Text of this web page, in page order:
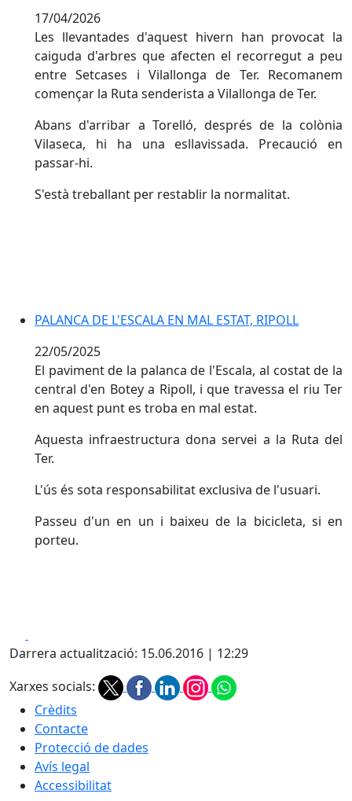
17/04/2026
Les llevantades d'aquest hivern han provocat la
caiguda d'arbres que afecten el recorregut a peu
entre Setcases i Vilallonga de Ter. Recomanem
començar la Ruta senderista a Vilallonga de Ter.
Abans d'arribar a Torelló, després de la colònia
Vilaseca, hi ha una esllavissada. Precaució en
passar-hi.
S'està treballant per restablir la normalitat.
PALANCA DE L'ESCALA EN MAL ESTAT, RIPOLL
22/05/2025
El paviment de la palanca de l'Escala, al costat de la
central d'en Botey a Ripoll, i que travessa el riu Ter
en aquest punt es troba en mal estat.
Aquesta infraestructura dona servei a la Ruta del
Ter.
L'ús és sota responsabilitat exclusiva de l'usuari.
Passeu d'un en un i baixeu de la bicicleta, si en
porteu.
Darrera actualització: 15.06.2016 | 12:29
Xarxes socials:
Crèdits
Contacte
Protecció de dades
Avís legal
Accessibilitat